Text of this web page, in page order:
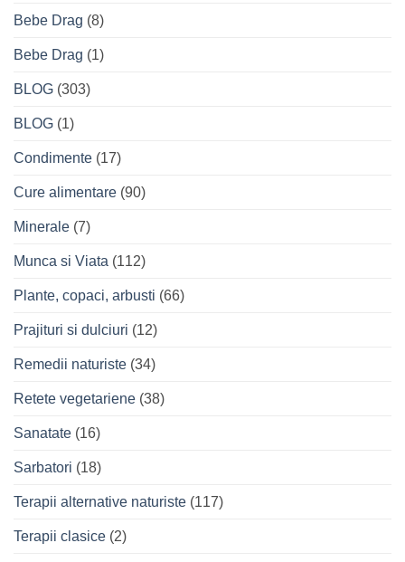
Bebe Drag (8)
Bebe Drag (1)
BLOG (303)
BLOG (1)
Condimente (17)
Cure alimentare (90)
Minerale (7)
Munca si Viata (112)
Plante, copaci, arbusti (66)
Prajituri si dulciuri (12)
Remedii naturiste (34)
Retete vegetariene (38)
Sanatate (16)
Sarbatori (18)
Terapii alternative naturiste (117)
Terapii clasice (2)